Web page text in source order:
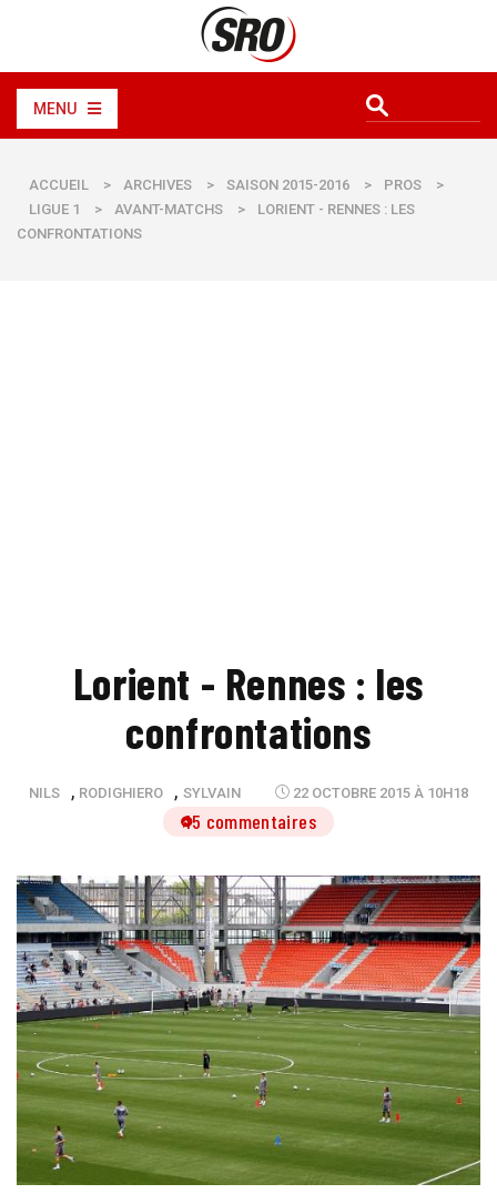
MENU
ACCUEIL > ARCHIVES > SAISON 2015-2016 > PROS
>
LIGUE 1
> AVANT-MATCHS >
LORIENT - RENNES : LES
CONFRONTATIONS
Lorient - Rennes : les
confrontations
NILS , RODIGHIERO , SYLVAIN 22 OCTOBRE 2015 À 10H18
15 commentaires